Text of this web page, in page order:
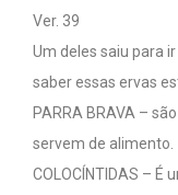
Ver. 39
Um deles saiu para
saber essas ervas
PARRA BRAVA –
servem de alimento.
COLOCÍNTIDAS – É